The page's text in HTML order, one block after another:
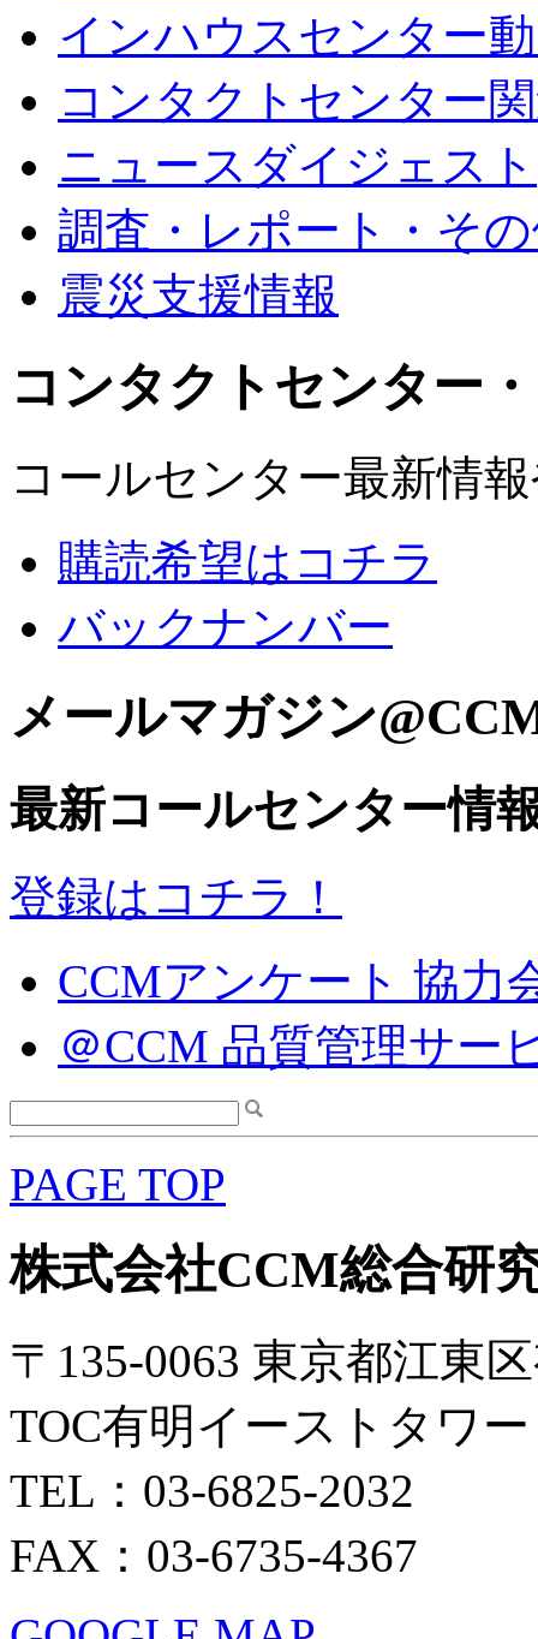
インハウスセンター
コンタクトセンター
ニュースダイジェスト
調査・レポート・そ
震災支援情報
コンタクトセンター
コールセンター最新情
購読希望はコチラ
バックナンバー
メールマガジン
最新コールセンター情
登録はコチラ！
CCMアンケート 協力
＠CCM 品質管理サー
PAGE TOP
株式会社CCM総合研
〒135-0063 東京都江東
TOC有明イーストタワ
TEL：03-6825-2032
FAX：03-6735-4367